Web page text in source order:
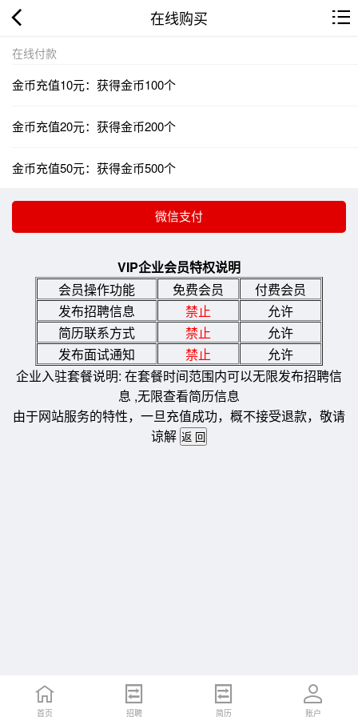
在线购买
在线付款
金币充值10元：获得金币100个
金币充值20元：获得金币200个
金币充值50元：获得金币500个
VIP企业会员特权说明
会员操作功能
免费会员
付费会员
发布招聘信息
禁止
允许
简历联系方式
禁止
允许
发布面试通知
禁止
允许
企业入驻套餐说明: 在套餐时间范围内可以无限发布招聘信
息 ,无限查看简历信息
由于网站服务的特性，一旦充值成功，概不接受退款，敬请
谅解
首页 招聘 简历 账户